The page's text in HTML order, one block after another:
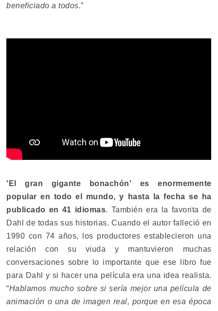
beneficiado a todos.”
'El gran gigante bonachón' es enormemente
popular en todo el mundo, y hasta la fecha se ha
publicado en 41 idiomas. También era la favorita de
Dahl de todas sus historias. Cuando el autor falleció en
1990 con 74 años, los productores establecieron una
relación con su viuda y mantuvieron muchas
conversaciones sobre lo importante que ese libro fue
para Dahl y si hacer una película era una idea realista.
“Hablamos mucho sobre si sería mejor una película de
animación o una de imagen real, porque en esa época